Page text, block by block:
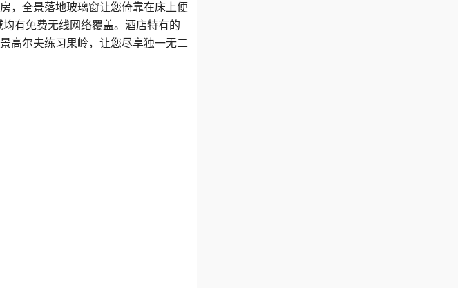
，全景落地玻璃窗让您倚靠在床上便
有免费无线网络覆盖。酒店特有的
高尔夫练习果岭，让您尽享独一无二